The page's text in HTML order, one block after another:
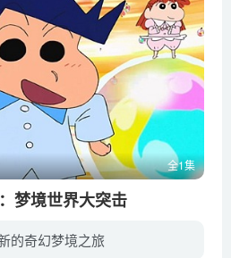
全1集
梦境世界大突击
的奇幻梦境之旅